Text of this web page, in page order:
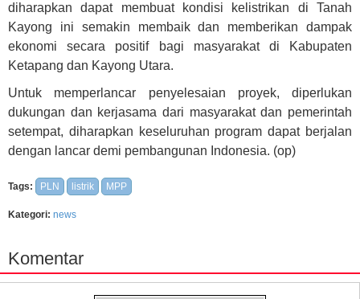
diharapkan dapat membuat kondisi kelistrikan di Tanah
Kayong ini semakin membaik dan memberikan dampak
ekonomi secara positif bagi masyarakat di Kabupaten
Ketapang dan Kayong Utara.
Untuk memperlancar penyelesaian proyek, diperlukan
dukungan dan kerjasama dari masyarakat dan pemerintah
setempat, diharapkan keseluruhan program dapat berjalan
dengan lancar demi pembangunan Indonesia. (op)
Tags: PLN listrik MPP
Kategori: news
Komentar